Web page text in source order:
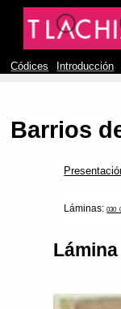
Códices Introducción
Barrios
Láminas: